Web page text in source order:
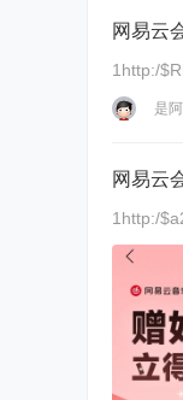
网易云
1http:/
是
网易云
1http:/